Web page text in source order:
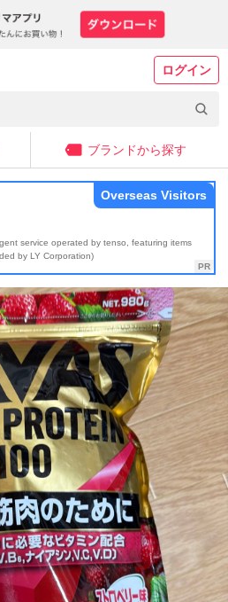
ログイン
ブランドから探す
service operated by tenso, featuring items
by LY Corporation)
Overseas Visitors